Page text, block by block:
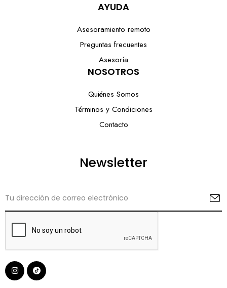
AYUDA
Asesoramiento remoto
Preguntas frecuentes
Asesoría
NOSOTROS
Quiénes Somos
Términos y Condiciones
Contacto
Newsletter